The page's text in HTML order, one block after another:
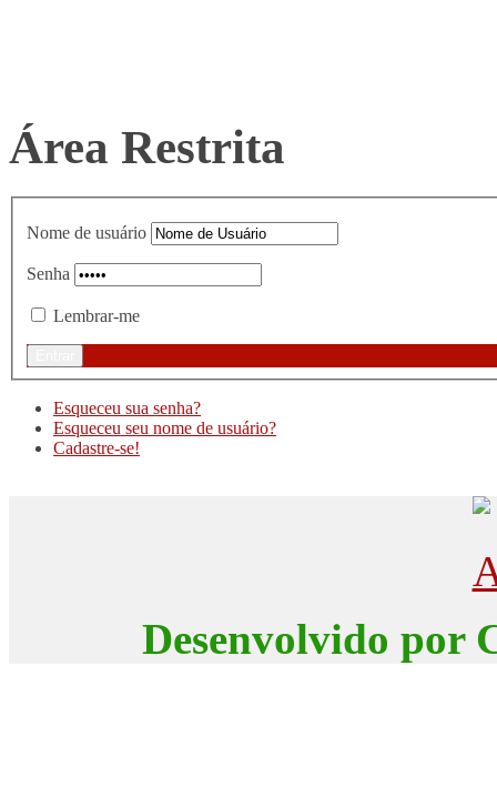
Área Restrita
Nome de usuário
Senha
Lembrar-me
Esqueceu sua senha?
Esqueceu seu nome de usuário?
Cadastre-se!
Desenvolvido por